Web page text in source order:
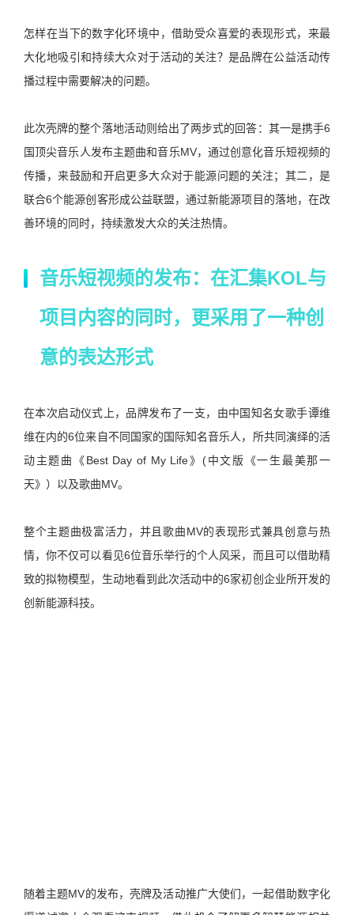
怎样在当下的数字化环境中，借助受众喜爱的表现形式，来最
大化地吸引和持续大众对于活动的关注？是品牌在公益活动传
播过程中需要解决的问题。
此次壳牌的整个落地活动则给出了两步式的回答：其一是携手6
国顶尖音乐人发布主题曲和音乐MV，通过创意化音乐短视频的
传播，来鼓励和开启更多大众对于能源问题的关注；其二，是
联合6个能源创客形成公益联盟，通过新能源项目的落地，在改
善环境的同时，持续激发大众的关注热情。
音乐短视频的发布：在汇集KOL与
项目内容的同时，更采用了一种创
意的表达形式
在本次启动仪式上，品牌发布了一支，由中国知名女歌手谭维
维在内的6位来自不同国家的国际知名音乐人，所共同演绎的活
动主题曲《Best Day of My Life》(中文版《一生最美那一
天》）以及歌曲MV。
整个主题曲极富活力，并且歌曲MV的表现形式兼具创意与热
情，你不仅可以看见6位音乐举行的个人风采，而且可以借助精
致的拟物模型，生动地看到此次活动中的6家初创企业所开发的
创新能源科技。
随着主题MV的发布，壳牌及活动推广大使们，一起借助数字化